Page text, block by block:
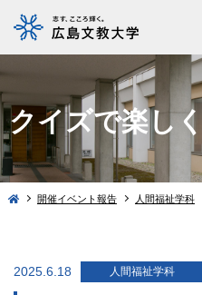
クイズで楽し
開催イベント報告 人間福祉学科
2025.6.18 人間福祉学科